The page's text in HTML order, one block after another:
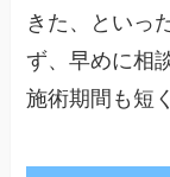
きた、といっ
ず、早めに相
施術期間も短